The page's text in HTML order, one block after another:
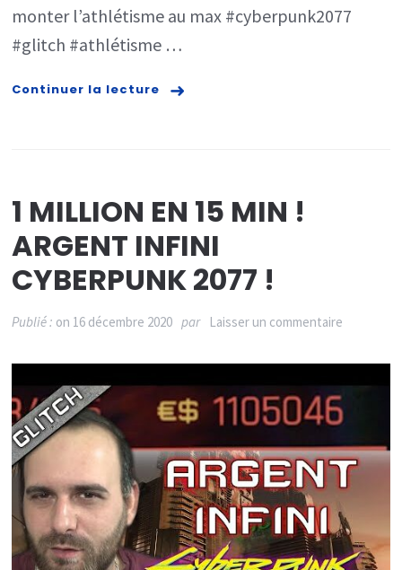
monter l’athlétisme au max #cyberpunk2077
#glitch #athlétisme …
Continuer la lecture
1 MILLION EN 15 MIN !
ARGENT INFINI
CYBERPUNK 2077 !
Publié : on 16 décembre 2020 par Laisser un commentaire
EN
MIN
!
ARGENT
INFINI